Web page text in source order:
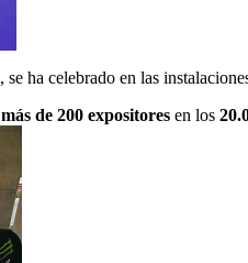
, se ha celebrado en las
más de 200 expositores en los